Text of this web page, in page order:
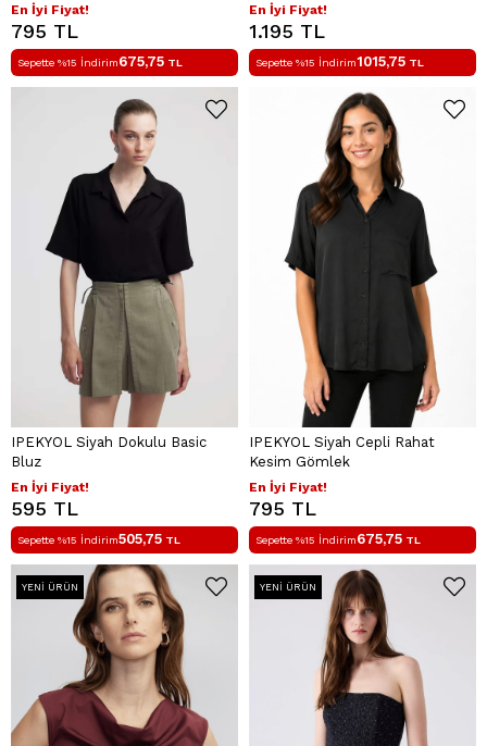
En İyi Fiyat!
795 TL
Sepette %15 İndirim675,75 TL
En İyi Fiyat!
1.195 TL
Sepette %15 İndirim1015,75 TL
IPEKYOL Siyah Dokulu Basic
Bluz
En İyi Fiyat!
595 TL
Sepette %15 İndirim505,75 TL
IPEKYOL Siyah Cepli Rahat
Kesim Gömlek
En İyi Fiyat!
795 TL
Sepette %15 İndirim675,75 TL
YENI ÜRÜN YENI ÜRÜN